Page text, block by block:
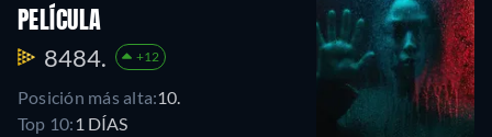
PELÍCULA
8484. +12
Posición más alta:10.
Top 10: 1 DÍAS